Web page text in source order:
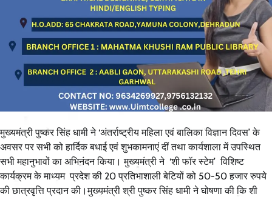
मुख्यमंत्री पुष्कर सिंह धामी ने ‘अंतर्राष्ट्रीय महिला एवं बालिका विज्ञान दिवस’ के
अवसर पर सभी को हार्दिक बधाई एवं शुभकामनाएं दीं तथा कार्यशाला में उपस्थित
सभी महानुभावों का अभिनंदन किया। मुख्यमंत्री ने ‘शी फॉर स्टेम’ विशिष्ट
कार्यक्रम के माध्यम प्रदेश की 20 प्रतिभाशाली बेटियों को 50-50 हजार रुपये
की छात्रवृत्ति प्रदान की।मुख्यमंत्री श्री पुष्कर सिंह धामी ने घोषणा की कि शी